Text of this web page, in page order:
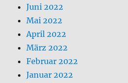
Juni 2022
Mai 2022
April 2022
März 2022
Februar 2022
Januar 2022